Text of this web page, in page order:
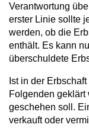
Verantwortung
erster Linie sollte
werden, ob die
enthält. Es kann
überschuldete
Ist in der
Folgenden geklärt
geschehen soll.
verkauft oder